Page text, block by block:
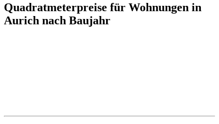
Quadratmeterpreise für Wohnungen in
Aurich nach Baujahr